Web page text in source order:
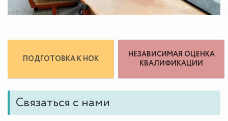
ПОДГОТОВКА К НОК
НЕЗАВИСИМАЯ ОЦЕНКА
КВАЛИФИКАЦИИ
Связаться с нами